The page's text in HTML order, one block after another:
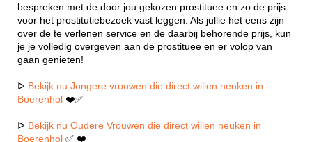
bespreken met de door jou gekozen prostituee en zo de prijs
voor het prostitutiebezoek vast leggen. Als jullie het eens zijn
over de te verlenen service en de daarbij behorende prijs, kun
je je volledig overgeven aan de prostituee en er volop van
gaan genieten!
ᐅ Bekijk nu Jongere vrouwen die direct willen neuken in
Boerenhol ❤️✅
ᐅ Bekijk nu Oudere Vrouwen die direct willen neuken in
Boerenhol ✅ ❤️